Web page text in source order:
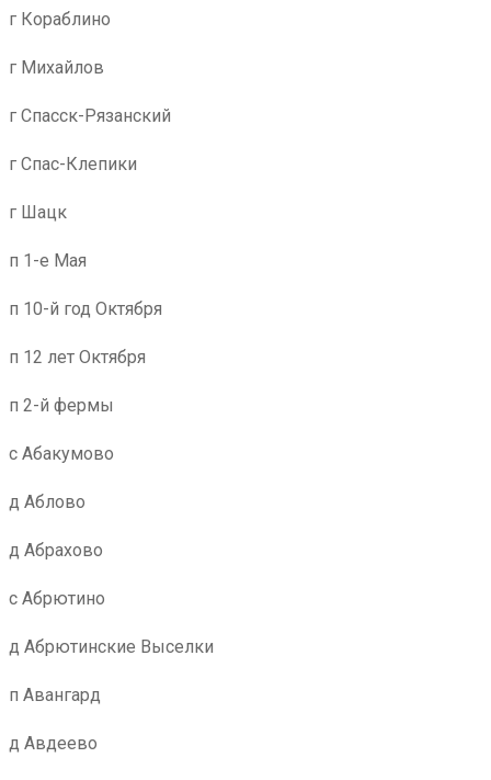
г Кораблино
г Михайлов
г Спасск-Рязанский
г Спас-Клепики
г Шацк
п 1-е Мая
п 10-й год Октября
п 12 лет Октября
п 2-й фермы
с Абакумово
д Аблово
д Абрахово
с Абрютино
д Абрютинские Выселки
п Авангард
д Авдеево